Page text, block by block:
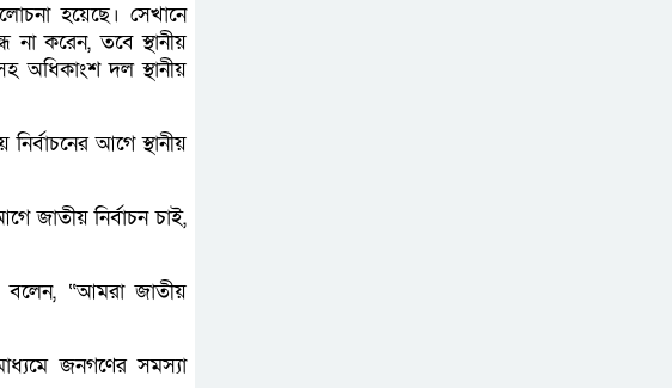
হয়েছে। সেখানে
না করেন, তবে স্থানীয়
অধিকাংশ দল স্থানীয়
আগে স্থানীয়
জাতীয় নির্বাচন চাই,
বলেন, “আমরা জাতীয়
জনগণের সমস্যা